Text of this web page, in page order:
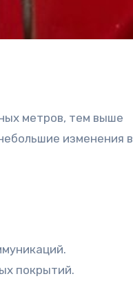
метров, тем выше
изменения в
покрытий.